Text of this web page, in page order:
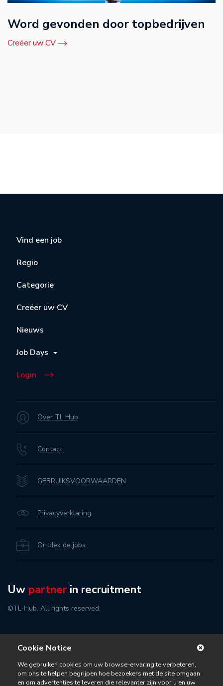
Word gevonden door topbedrijven
Creëer uw CV
Vind een job
Regio
Categorie
Creëer uw CV
Nieuws
Job Days
Login
Over TL Hub
Contact
GEBRUIKSVOORWAARDEN
Privacyverklaring
Ontdek de jobs
Uw partner in recruitment
©TL-Hub. All rights reserved.
Cookie Notice
We gebruiken cookies om uw browse-ervaring te verbeteren,
om ons te helpen begrijpen hoe bezoekers met de site omgaan
en om advertenties te leveren die relevanter zijn voor u en uw